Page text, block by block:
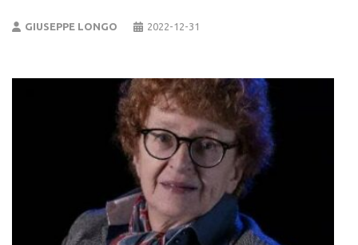
GIUSEPPE LONGO 2022-12-31